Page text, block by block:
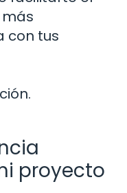
con tus
proyecto